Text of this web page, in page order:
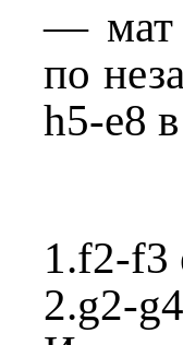
В
— мат
по
1.f2-f3